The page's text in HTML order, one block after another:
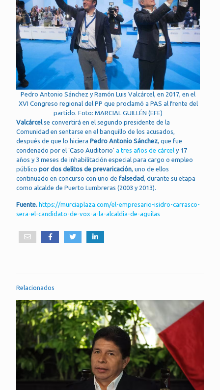
Pedro Antonio Sánchez y Ramón Luis Valcárcel, en 2017, en el
XVI Congreso regional del PP que proclamó a PAS al frente del
partido. Foto: MARCIAL GUILLÉN (EFE)
Valcárcelse convertirá en el segundo presidente de la
Comunidad en sentarse en el banquillo de los acusados,
después de que lo hiciera Pedro Antonio Sánchez, que fue
condenado por el ‘Caso Auditorio’ a tres años de cárcel y 17
años y 3 meses de inhabilitación especial para cargo o empleo
público por dos delitos de prevaricación, uno de ellos
continuado en concurso con uno de falsedad, durante su etapa
como alcalde de Puerto Lumbreras (2003 y 2013).
Fuente. https://murciaplaza.com/el-empresario-isidro-carrasco-
sera-el-candidato-de-vox-a-la-alcaldia-de-aguilas
Relacionados